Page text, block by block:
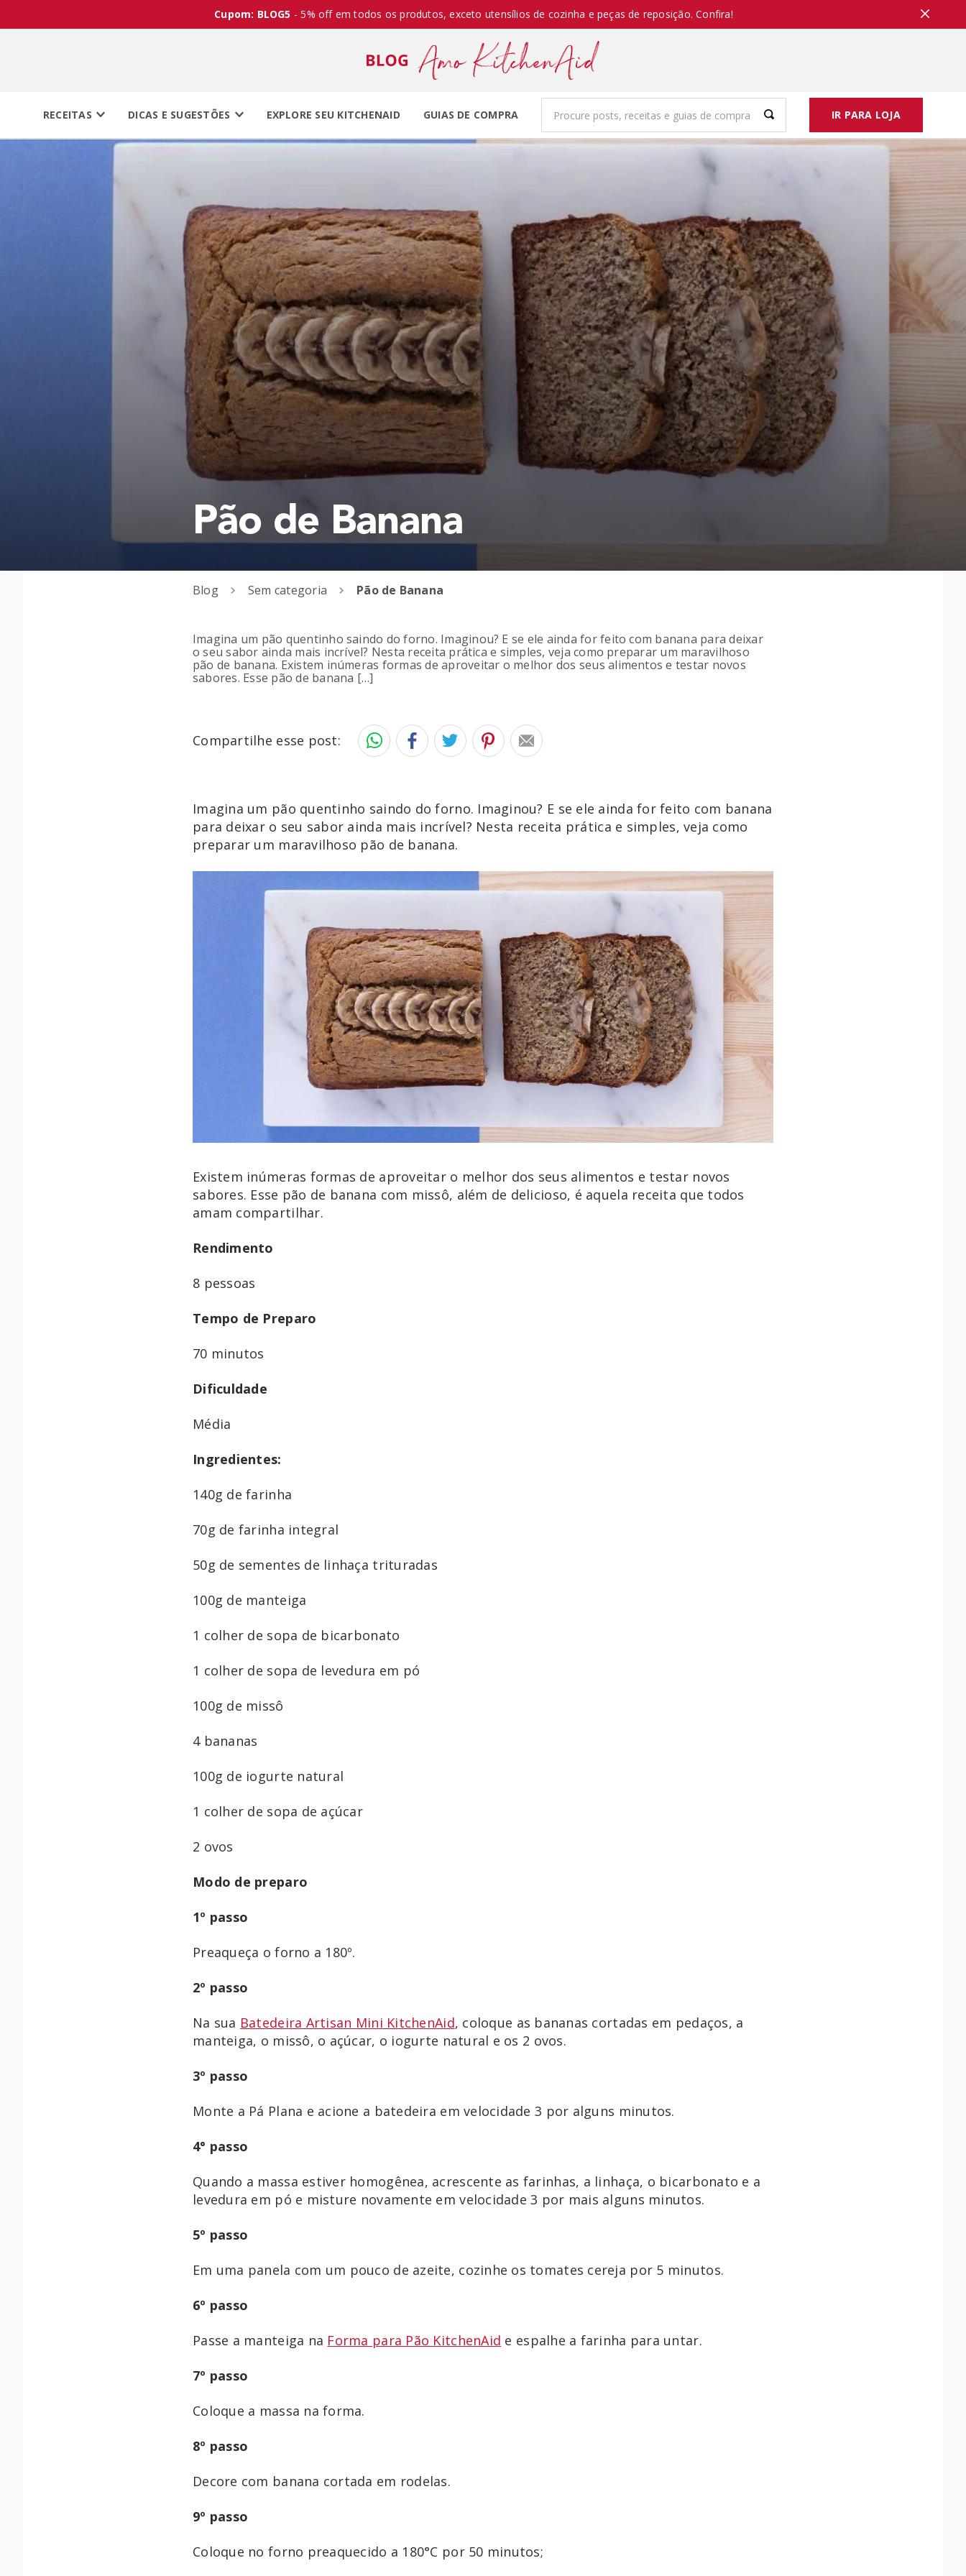
Cupom: BLOG5 - 5% off em todos os produtos, exceto utensílios de cozinha e peças de reposição. Confira!
RECEITAS DICAS E SUGESTÕES EXPLORE SEU KITCHENAID GUIAS DE COMPRA IR PARA LOJA
Pão de Banana
Blog Sem categoria Pão de Banana
Imagina um pão quentinho saindo do forno. Imaginou? E se ele ainda for feito com banana para deixar
o seu sabor ainda mais incrível? Nesta receita prática e simples, veja como preparar um maravilhoso
pão de banana. Existem inúmeras formas de aproveitar o melhor dos seus alimentos e testar novos
sabores. Esse pão de banana […]
Compartilhe esse post:
Imagina um pão quentinho saindo do forno. Imaginou? E se ele ainda for feito com banana
para deixar o seu sabor ainda mais incrível? Nesta receita prática e simples, veja como
preparar um maravilhoso pão de banana.
Existem inúmeras formas de aproveitar o melhor dos seus alimentos e testar novos
sabores. Esse pão de banana com missô, além de delicioso, é aquela receita que todos
amam compartilhar.
Rendimento
8 pessoas
Tempo de Preparo
70 minutos
Dificuldade
Média
Ingredientes:
140g de farinha
70g de farinha integral
50g de sementes de linhaça trituradas
100g de manteiga
1 colher de sopa de bicarbonato
1 colher de sopa de levedura em pó
100g de missô
4 bananas
100g de iogurte natural
1 colher de sopa de açúcar
2 ovos
Modo de preparo
1º passo
Preaqueça o forno a 180º.
2º passo
Na sua Batedeira Artisan Mini KitchenAid, coloque as bananas cortadas em pedaços, a
manteiga, o missô, o açúcar, o iogurte natural e os 2 ovos.
3º passo
Monte a Pá Plana e acione a batedeira em velocidade 3 por alguns minutos.
4° passo
Quando a massa estiver homogênea, acrescente as farinhas, a linhaça, o bicarbonato e a
levedura em pó e misture novamente em velocidade 3 por mais alguns minutos.
5º passo
Em uma panela com um pouco de azeite, cozinhe os tomates cereja por 5 minutos.
6º passo
Passe a manteiga na Forma para Pão KitchenAid e espalhe a farinha para untar.
7º passo
Coloque a massa na forma.
8º passo
Decore com banana cortada em rodelas.
9º passo
Coloque no forno preaquecido a 180°C por 50 minutos;